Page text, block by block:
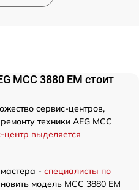
MCC 3880 EM стоит
сервис-центров,
техники AEG MCC
выделяется
- специалисты по
модель MCC 3880 EM